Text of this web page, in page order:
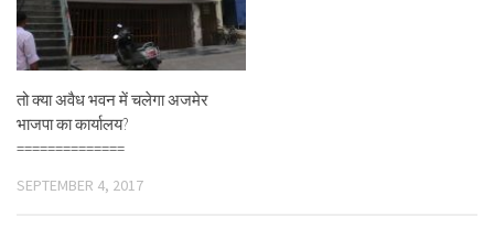
तो क्या अवैध भवन में चलेगा अजमेर
भाजपा का कार्यालय?
==============
SEPTEMBER 4, 2017